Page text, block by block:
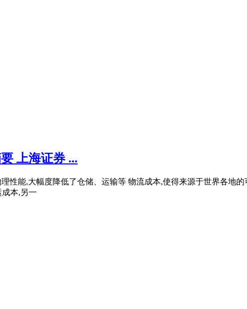
上海证券 ...
性能,大幅度降低了仓储、运输等 物流成本,使得来源于世界各地
本,另一